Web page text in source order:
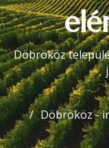
Döbrököz
Döbrököz -